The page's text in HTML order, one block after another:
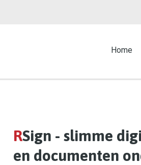
Home
RSign - slimme
en documenten